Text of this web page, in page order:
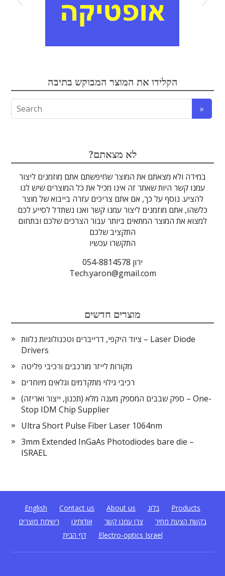
אופטומכניקה ובקרת תנועה
סיבים אופטיים
מקורות אור
מוליכי אור
לדים
הדמיה ומצלמות
גלאים וחיישנים
מסננים אופטיים
לייזרים ומוצרי בטיחות לייזר
גבישים
ספקטרוסקופיה
אלקטרוניקה
מיגון קרינה
עדשות
מתקנים לרפואה
טרה-הרץ
מוצרי קוורץ
זכוכיות וציפויים
מוצרים אחרים
הקלידו את המוצר המבוקש בתיבה
?לא מצאתם
במידה ולא מצאתם את המוצר שחיפשתם אתם מוזמנים ליצור
עמנו קשר היות שאתר זה אינו מכיל את כל המוצרים שיש לנו
להציע. נוסף על כך, אם אתם צריכים עזרה בייבוא של מוצר
כלשהו, אתם מוזמנים ליצור עמנו קשר ואנו נשתדל לסייע לכם
למצוא את המוצר המתאים ביותר עבור הצרכים שלכם ובתחום
התקציב שלכם
התקשרו עכשיו
ירון 054-8814578
Tech.yaron@gmail.com
מוצרים חדשים
ציוד היקפי, דרייברים וטכנולוגיות נלוות – Laser Diode
Drivers
מקורות לייזר מורכבים ורכיבי פליטה
רכיבי גילוי מתקדמים וגלאים מיוחדים
ספק שבבים המספק מענה מלא (תכנון, ייצור ואריזה) – One-
Stop IDM Chip Supplier
Ultra Short Pulse Fiber Laser 1064nm
3mm Extended InGaAs Photodiodes bare die –
ISRAEL
English Contact us About us בלוג
Products
רשימת מוצרים
אודותינו צרו עמנו קשר
בקשת הצעת מחיר
דף הבית
Electro-optics Israel